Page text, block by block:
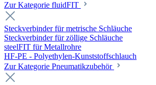
Zur Kategorie fluidFIT
Steckverbinder für metrische Schläuche
Steckverbinder für zöllige Schläuche
steelFIT für Metallrohre
HF-PE - Polyethylen-Kunststoffschlauch
Zur Kategorie Pneumatikzubehör